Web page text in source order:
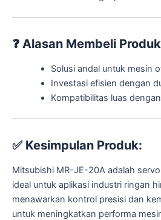
❓ Alasan Membeli
Solusi andal untuk mesin
Investasi efisien dengan
Kompatibilitas luas
✅ Kesimpulan Produk:
Mitsubishi MR-JE-20A adalah
ideal untuk aplikasi industri ringan
menawarkan kontrol presisi dan
untuk meningkatkan performa